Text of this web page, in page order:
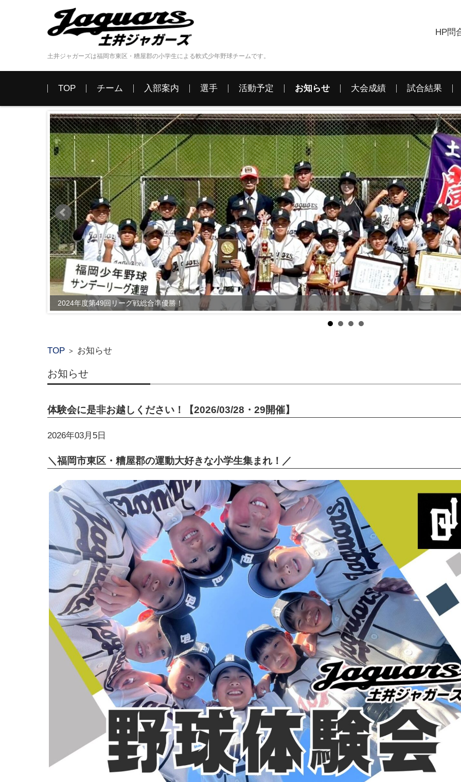
土井ジャガーズは福岡市東区・糟屋郡の小学生による軟式少年野球チームです。
HP問
コンテンツに移動
TOP
チーム 入部案内 選手 活動予定 お知らせ 大会成績 試合結果
2024年度第49回リーグ戦総合準優勝！
TOP > お知らせ
お知らせ
体験会に是非お越しください！【2026/03/28・29開催】
2026年03月5日
＼福岡市東区・糟屋郡の運動大好きな小学生集まれ！／